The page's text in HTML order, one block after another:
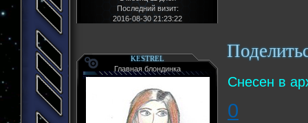
Последний визит:
2016-08-30 21:23:22
KESTREL
Главная блондинка
Снесен в
0